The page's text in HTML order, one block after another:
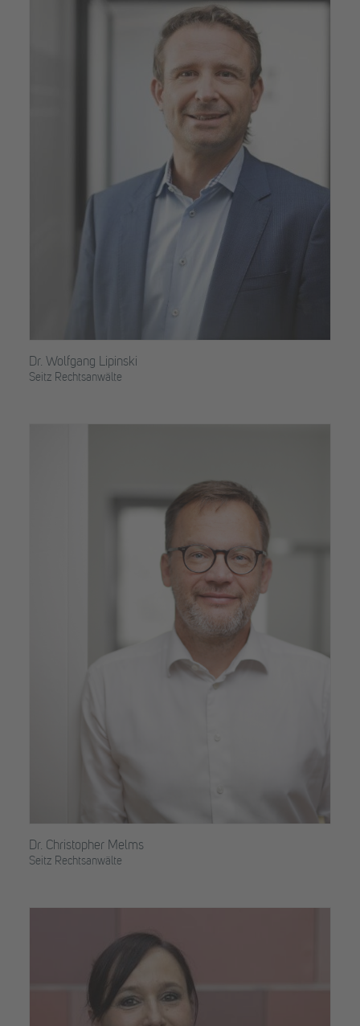
Dr. Wolfgang Lipinski
Seitz Rechtsanwälte
Dr. Christopher Melms
Seitz Rechtsanwälte